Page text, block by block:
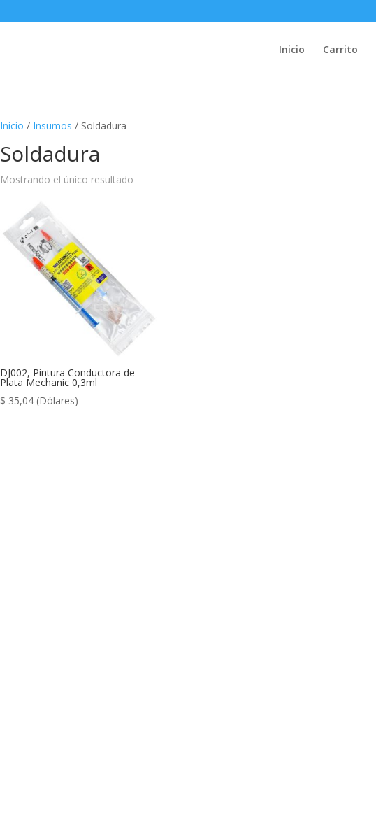
Inicio Carrito
Inicio / Insumos / Soldadura
Soldadura
Mostrando el único resultado
DJ002, Pintura Conductora de
Plata Mechanic 0,3ml
$ 35,04 (Dólares)